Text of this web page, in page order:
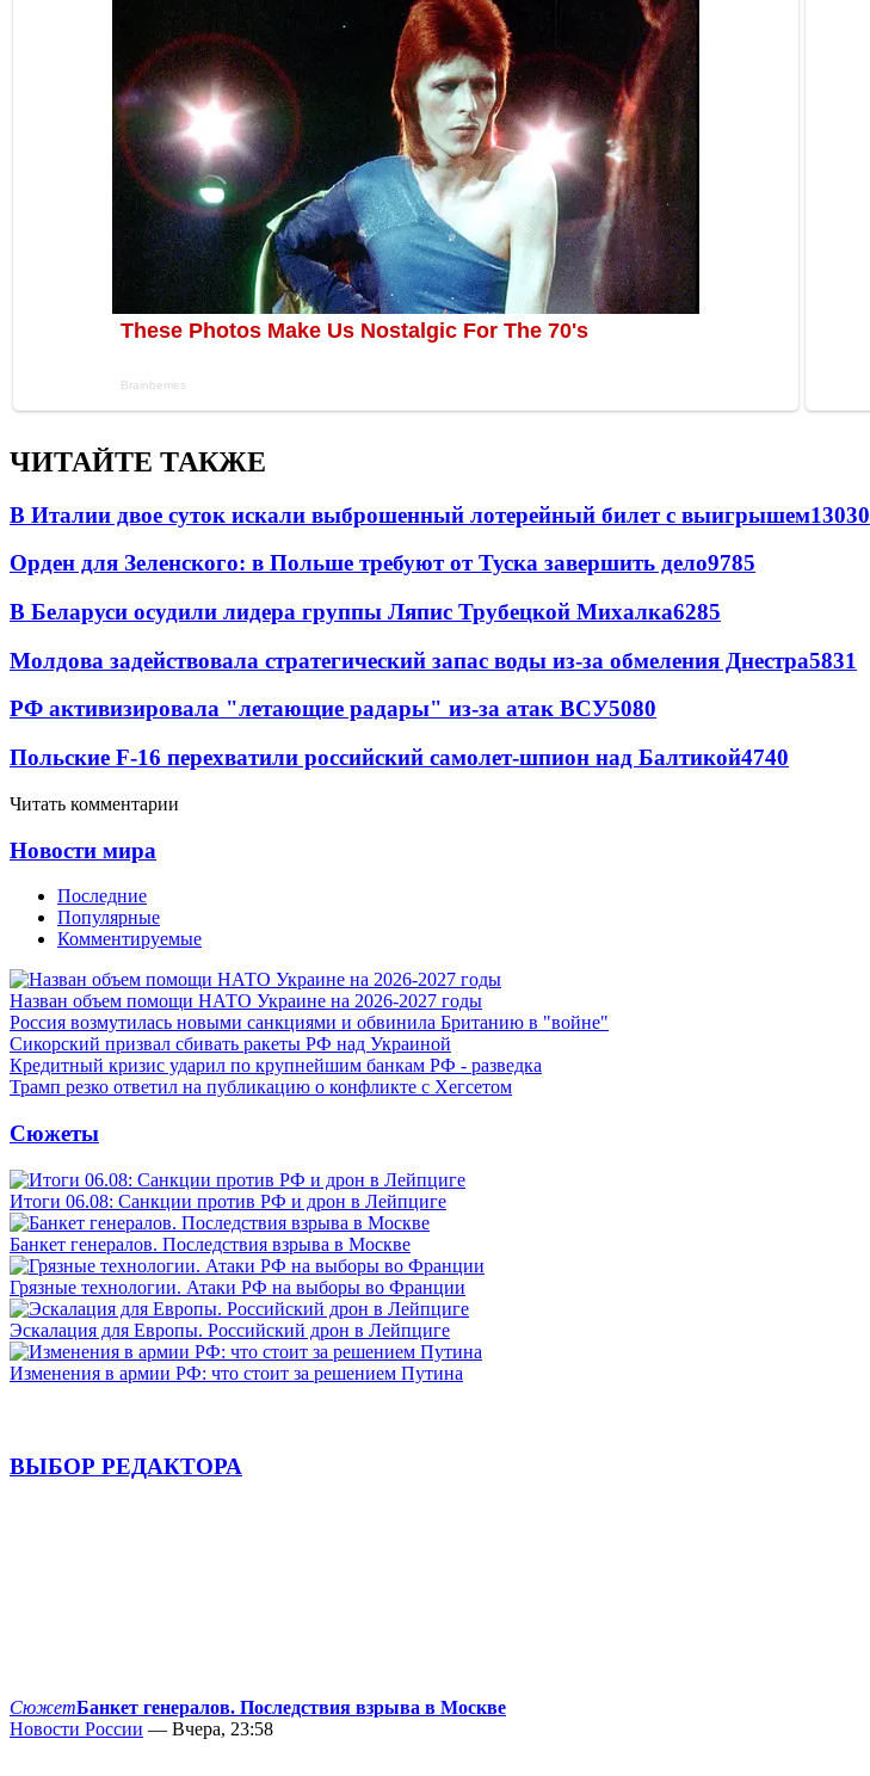
ЧИТАЙТЕ ТАКЖЕ
В Италии двое суток искали выброшенный лотерейный билет с выигрышем13030
Орден для Зеленского: в Польше требуют от Туска завершить дело9785
В Беларуси осудили лидера группы Ляпис Трубецкой Михалка6285
Молдова задействовала стратегический запас воды из-за обмеления Днестра5831
РФ активизировала "летающие радары" из-за атак ВСУ5080
Польские F-16 перехватили российский самолет-шпион над Балтикой4740
Читать комментарии
Новости мира
Последние
Популярные
Комментируемые
Назван объем помощи НАТО Украине на 2026-2027 годы
Россия возмутилась новыми санкциями и обвинила Британию в "войне"
Сикорский призвал сбивать ракеты РФ над Украиной
Кредитный кризис ударил по крупнейшим банкам РФ - разведка
Трамп резко ответил на публикацию о конфликте с Хегсетом
Сюжеты
Итоги 06.08: Санкции против РФ и дрон в Лейпциге
Банкет генералов. Последствия взрыва в Москве
Грязные технологии. Атаки РФ на выборы во Франции
Эскалация для Европы. Российский дрон в Лейпциге
Изменения в армии РФ: что стоит за решением Путина
ВЫБОР РЕДАКТОРА
СюжетБанкет генералов. Последствия взрыва в Москве
Новости России — Вчера, 23:58